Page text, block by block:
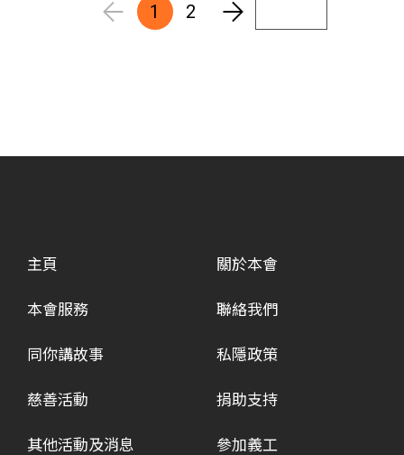
1 2
主頁
本會服務
同你講故事
慈善活動
其他活動及消息
關於本會
聯絡我們
私隱政策
捐助支持
參加義工